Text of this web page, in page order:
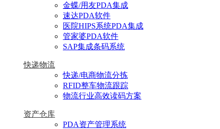
金蝶/用友PDA集成
速达PDA软件
医院HIPS系统PDA集成
管家婆PDA软件
SAP集成条码系统
快递物流
快递/电商物流分拣
RFID整车物流跟踪
物流行业高效读码方案
资产仓库
PDA资产管理系统